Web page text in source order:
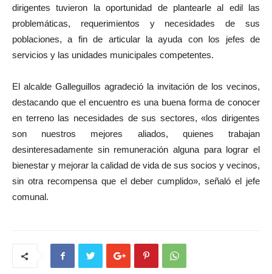
dirigentes tuvieron la oportunidad de plantearle al edil las
problemáticas, requerimientos y necesidades de sus
poblaciones, a fin de articular la ayuda con los jefes de
servicios y las unidades municipales competentes.
El alcalde Galleguillos agradeció la invitación de los vecinos,
destacando que el encuentro es una buena forma de conocer
en terreno las necesidades de sus sectores, «los dirigentes
son nuestros mejores aliados, quienes trabajan
desinteresadamente sin remuneración alguna para lograr el
bienestar y mejorar la calidad de vida de sus socios y vecinos,
sin otra recompensa que el deber cumplido», señaló el jefe
comunal.